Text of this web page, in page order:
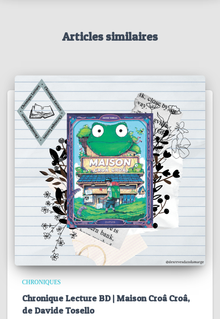
Articles similaires
CHRONIQUES
Chronique Lecture BD | Maison Croâ Croâ,
de Davide Tosello